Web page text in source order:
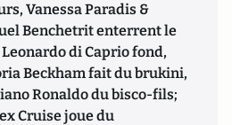
Vanessa Paradis &
Benchetrit enterrent le
di Caprio fond,
Beckham fait du brukini,
Ronaldo du bisco-fils;
Cruise joue du